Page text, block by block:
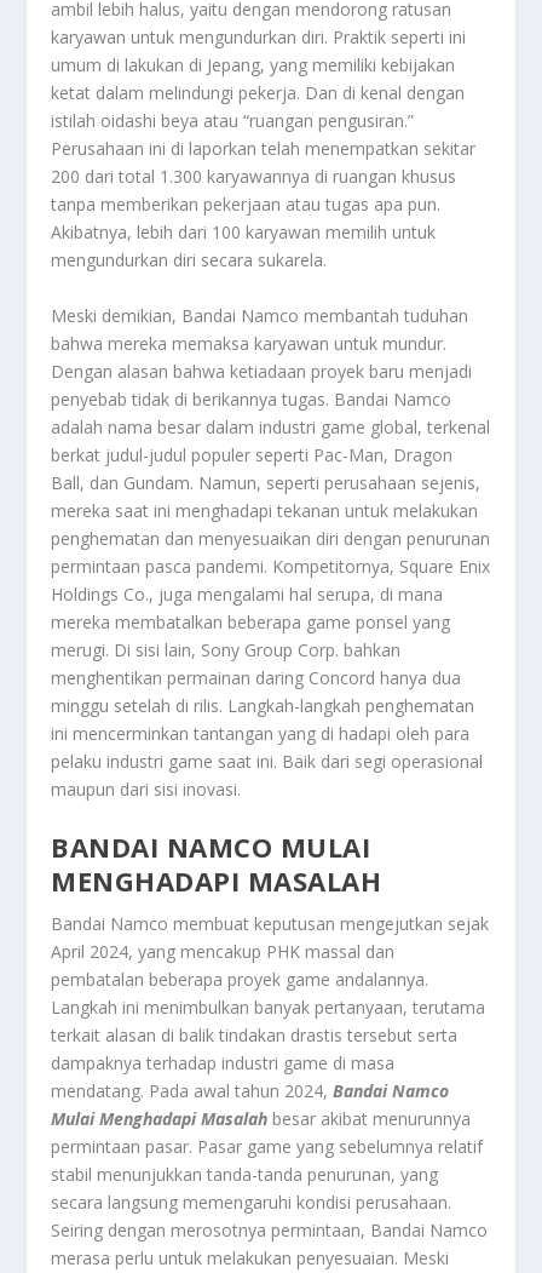
ambil lebih halus, yaitu dengan mendorong ratusan
karyawan untuk mengundurkan diri. Praktik seperti ini
umum di lakukan di Jepang, yang memiliki kebijakan
ketat dalam melindungi pekerja. Dan di kenal dengan
istilah oidashi beya atau “ruangan pengusiran.”
Perusahaan ini di laporkan telah menempatkan sekitar
200 dari total 1.300 karyawannya di ruangan khusus
tanpa memberikan pekerjaan atau tugas apa pun.
Akibatnya, lebih dari 100 karyawan memilih untuk
mengundurkan diri secara sukarela.
Meski demikian, Bandai Namco membantah tuduhan
bahwa mereka memaksa karyawan untuk mundur.
Dengan alasan bahwa ketiadaan proyek baru menjadi
penyebab tidak di berikannya tugas. Bandai Namco
adalah nama besar dalam industri game global, terkenal
berkat judul-judul populer seperti Pac-Man, Dragon
Ball, dan Gundam. Namun, seperti perusahaan sejenis,
mereka saat ini menghadapi tekanan untuk melakukan
penghematan dan menyesuaikan diri dengan penurunan
permintaan pasca pandemi. Kompetitornya, Square Enix
Holdings Co., juga mengalami hal serupa, di mana
mereka membatalkan beberapa game ponsel yang
merugi. Di sisi lain, Sony Group Corp. bahkan
menghentikan permainan daring Concord hanya dua
minggu setelah di rilis. Langkah-langkah penghematan
ini mencerminkan tantangan yang di hadapi oleh para
pelaku industri game saat ini. Baik dari segi operasional
maupun dari sisi inovasi.
BANDAI NAMCO MULAI
MENGHADAPI MASALAH
Bandai Namco membuat keputusan mengejutkan sejak
April 2024, yang mencakup PHK massal dan
pembatalan beberapa proyek game andalannya.
Langkah ini menimbulkan banyak pertanyaan, terutama
terkait alasan di balik tindakan drastis tersebut serta
dampaknya terhadap industri game di masa
mendatang. Pada awal tahun 2024,Bandai Namco
Mulai Menghadapi Masalah besar akibat menurunnya
permintaan pasar. Pasar game yang sebelumnya relatif
stabil menunjukkan tanda-tanda penurunan, yang
secara langsung memengaruhi kondisi perusahaan.
Seiring dengan merosotnya permintaan, Bandai Namco
merasa perlu untuk melakukan penyesuaian. Meski